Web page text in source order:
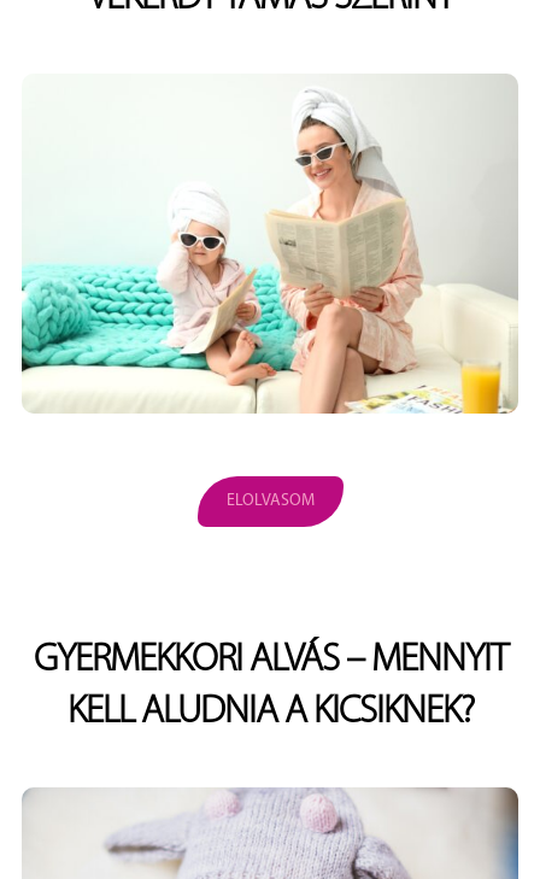
ELOLVASOM
GYERMEKKORI ALVÁS – MENNYIT
KELL ALUDNIA A KICSIKNEK?